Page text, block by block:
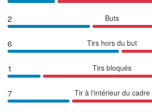
2 Buts
6 Tirs hors du but
1 Tirs bloqués
7 Tir à l'intérieur du cadre